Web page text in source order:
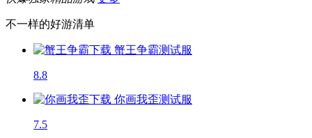
不一样的好游清单
蟹王争霸测试服
8.8
你画我歪测试服
7.5